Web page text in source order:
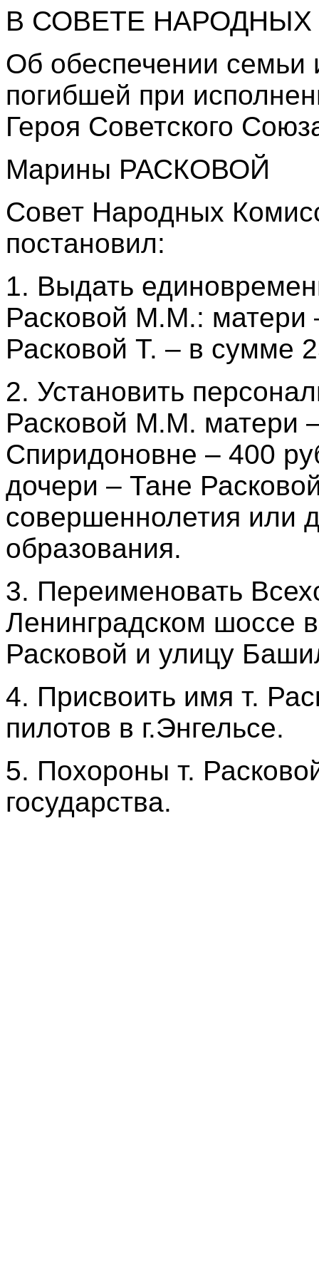
В СОВЕТЕ
Об обеспечении семьи
погибшей при
Героя Советского
Марины РАСКОВОЙ
Совет Народных
постановил:
1. Выдать
Расковой М.М.:
Расковой Т. – в сумме
2. Установить
Расковой М.М. матери
Спиридоновне – 400
дочери – Тане
совершеннолетия или
образования.
3. Переименовать
Ленинградском шоссе
Расковой и улицу
4. Присвоить имя т.
пилотов в г.Энгельсе.
5. Похороны т.
государства.